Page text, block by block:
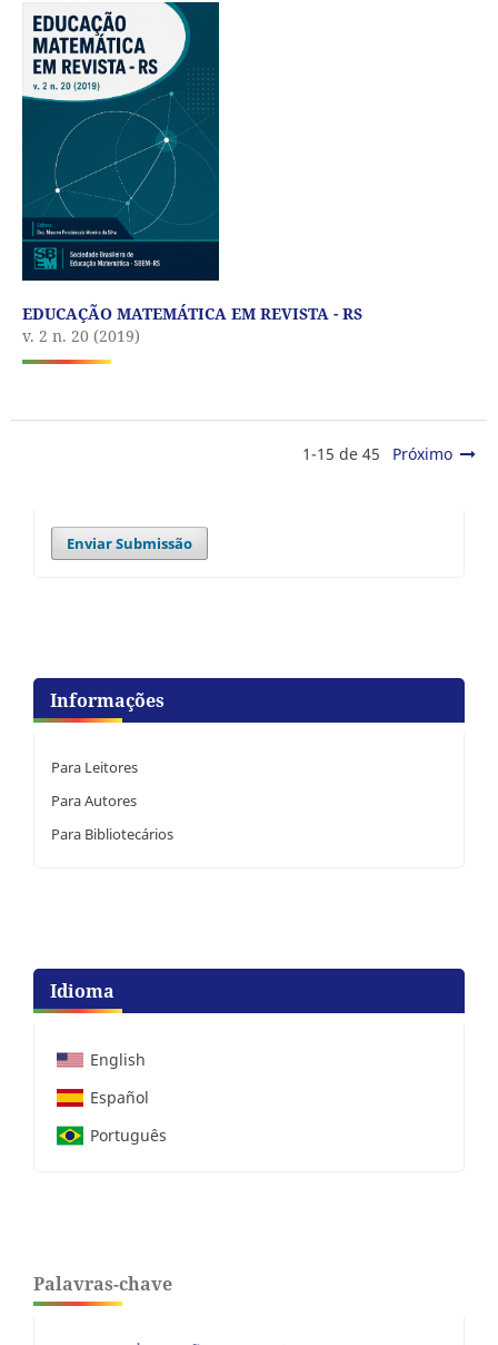
EDUCAÇÃO MATEMÁTICA EM REVISTA - RS
v. 2 n. 20 (2019)
1-15 de 45 Próximo
Enviar Submissão
Informações
Para Leitores
Para Autores
Para Bibliotecários
Idioma
English
Español
Português
Palavras-chave